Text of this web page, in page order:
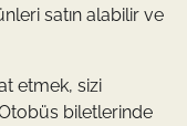
satın alabilir ve
etmek, sizi
biletlerinde